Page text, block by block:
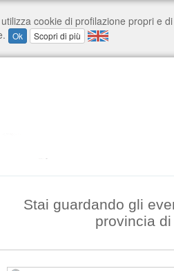
Stai guardando gli
provincia